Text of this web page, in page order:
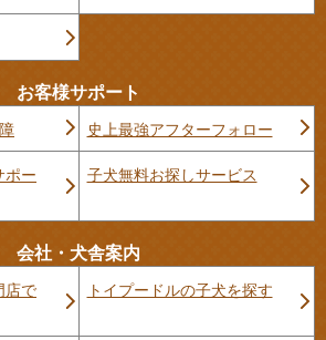
お客様サポート
史上最強アフターフォロー
ポー
子犬無料お探しサービス
会社・犬舎案内
店で
トイプードルの子犬を探す